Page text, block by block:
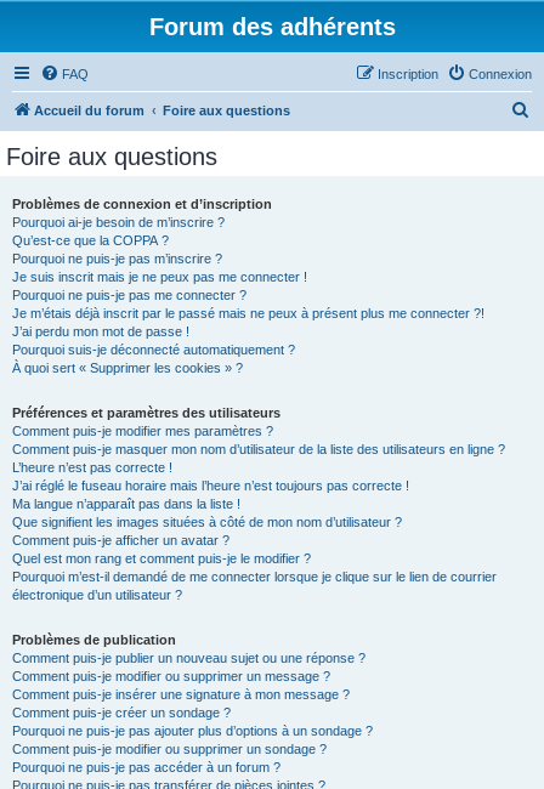
Forum des adhérents
FAQ Connexion
Inscription
Accueil du forum Foire aux questions
Foire aux questions
Problèmes de connexion et d’inscription
Pourquoi ai-je besoin de m’inscrire ?
Qu’est-ce que la COPPA ?
Pourquoi ne puis-je pas m’inscrire ?
Je suis inscrit mais je ne peux pas me connecter !
Pourquoi ne puis-je pas me connecter ?
Je m’étais déjà inscrit par le passé mais ne peux à présent plus me connecter ?!
J’ai perdu mon mot de passe !
Pourquoi suis-je déconnecté automatiquement ?
À quoi sert « Supprimer les cookies » ?
Préférences et paramètres des utilisateurs
Comment puis-je modifier mes paramètres ?
Comment puis-je masquer mon nom d’utilisateur de la liste des utilisateurs en ligne ?
L’heure n’est pas correcte !
J’ai réglé le fuseau horaire mais l’heure n’est toujours pas correcte !
Ma langue n’apparaît pas dans la liste !
Que signifient les images situées à côté de mon nom d’utilisateur ?
Comment puis-je afficher un avatar ?
Quel est mon rang et comment puis-je le modifier ?
Pourquoi m’est-il demandé de me connecter lorsque je clique sur le lien de courrier
électronique d’un utilisateur ?
Problèmes de publication
Comment puis-je publier un nouveau sujet ou une réponse ?
Comment puis-je modifier ou supprimer un message ?
Comment puis-je insérer une signature à mon message ?
Comment puis-je créer un sondage ?
Pourquoi ne puis-je pas ajouter plus d’options à un sondage ?
Comment puis-je modifier ou supprimer un sondage ?
Pourquoi ne puis-je pas accéder à un forum ?
Pourquoi ne puis-je pas transférer de pièces jointes ?